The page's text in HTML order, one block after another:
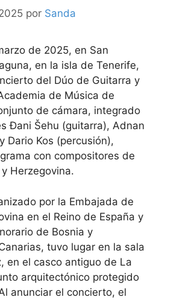
por Sanda
de 2025, en San
en la isla de Tenerife,
del Dúo de Guitarra y
de Música de
de cámara, integrado
Đani Šehu (guitarra), Adnan
Dario Kos (percusión),
con compositores de
Herzegovina.
por la Embajada de
en el Reino de España y
de Bosnia y
tuvo lugar en la sala
en el casco antiguo de La
arquitectónico protegido
anunciar el concierto, el